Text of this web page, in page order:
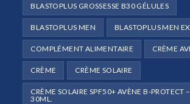
BLASTOPLUS GROSSESSE B30 GÉLULES
BLASTOPLUS MEN BLASTOPLUS MEN
COMPLÉMENT ALIMENTAIRE CRÈME
CRÈME CRÈME SOLAIRE
CRÈME SOLAIRE SPF50+ AVÈNE B-PROTECT
30ML.